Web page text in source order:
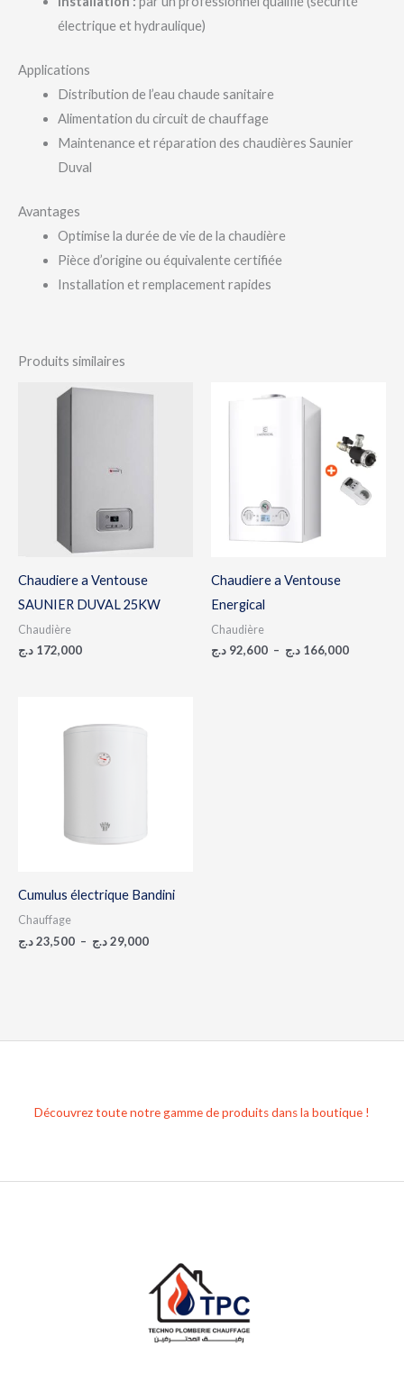
électrique et hydraulique)
Applications
Distribution de l’eau chaude sanitaire
Alimentation du circuit de chauffage
Maintenance et réparation des chaudières Saunier
Duval
Avantages
Optimise la durée de vie de la chaudière
Pièce d’origine ou équivalente certifiée
Installation et remplacement rapides
Produits similaires
Chaudiere a Ventouse
SAUNIER DUVAL 25KW
Chaudière
172,000 د.ج
Chaudiere a Ventouse
Energical
Chaudière
92,600 د.ج – 166,000 د.ج
92,600 د.ج
à
Cumulus électrique Bandini
Chauffage
23,500د.ج – 29,000د.ج
Découvrez toute notre gamme de produits dans la boutique !